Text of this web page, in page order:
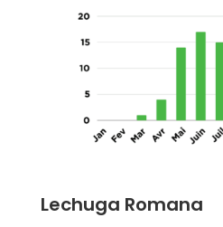
Lechuga Romana